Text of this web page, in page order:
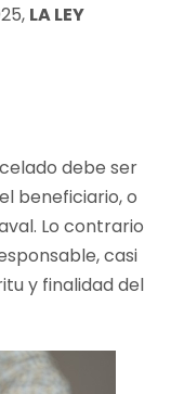
LA LEY
debe ser
beneficiario, o
Lo contrario
casi
y finalidad del